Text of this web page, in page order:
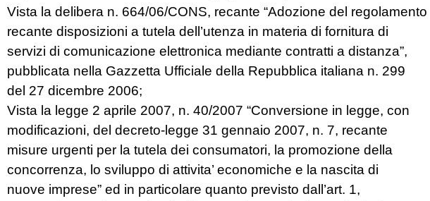
Vista la delibera n. 664/06/CONS, recante “Adozione del regolamento
recante disposizioni a tutela dell’utenza in materia di fornitura di
servizi di comunicazione elettronica mediante contratti a distanza”,
pubblicata nella Gazzetta Ufficiale della Repubblica italiana n. 299
del 27 dicembre 2006;
Vista la legge 2 aprile 2007, n. 40/2007 “Conversione in legge, con
modificazioni, del decreto-legge 31 gennaio 2007, n. 7, recante
misure urgenti per la tutela dei consumatori, la promozione della
concorrenza, lo sviluppo di attivita’ economiche e la nascita di
nuove imprese” ed in particolare quanto previsto dall’art. 1,